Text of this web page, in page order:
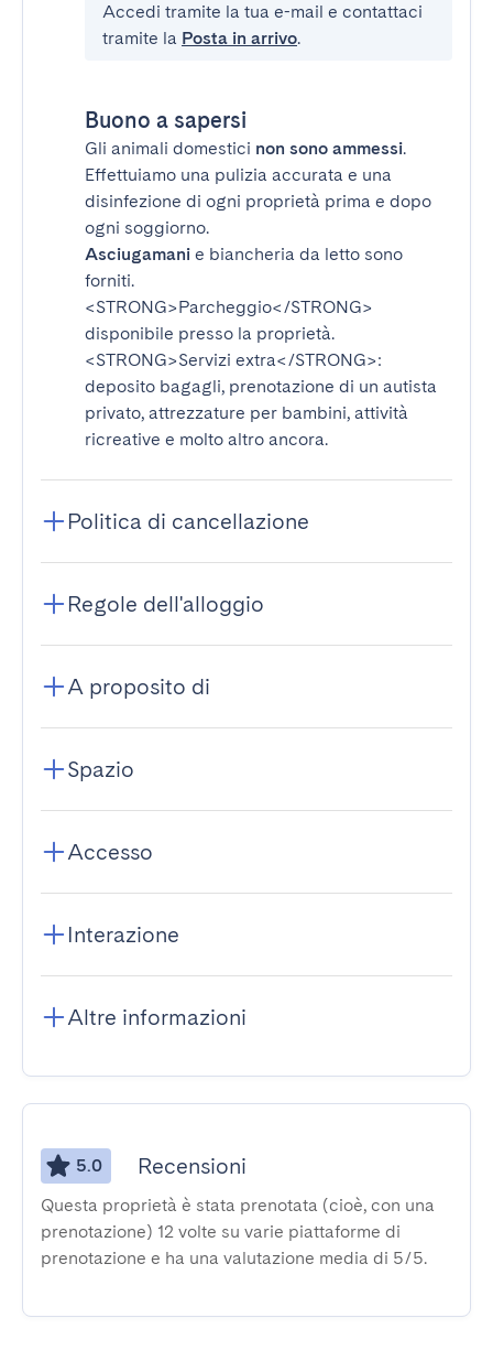
Accedi tramite la tua e-mail e contattaci
tramite la Posta in arrivo.
Buono a sapersi
Gli animali domestici non sono ammessi.
Effettuiamo una pulizia accurata e una
disinfezione di ogni proprietà prima e dopo
ogni soggiorno.
Asciugamani e biancheria da letto sono
forniti.
<STRONG>Parcheggio</STRONG>
disponibile presso la proprietà.
<STRONG>Servizi extra</STRONG>:
deposito bagagli, prenotazione di un autista
privato, attrezzature per bambini, attività
ricreative e molto altro ancora.
Politica di cancellazione
Regole dell'alloggio
A proposito di
Spazio
Accesso
Interazione
Altre informazioni
5.0 Recensioni
Questa proprietà è stata prenotata (cioè, con una
prenotazione) 12 volte su varie piattaforme di
prenotazione e ha una valutazione media di 5/5.